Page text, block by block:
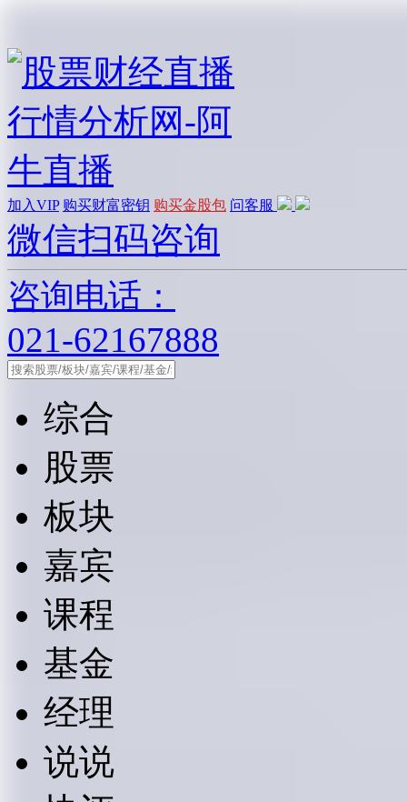
加入VIP 购买财富密钥 购买金股包 问客服
微信扫码咨询
咨询电话：
021-62167888
综合
股票
板块
嘉宾
课程
基金
经理
说说